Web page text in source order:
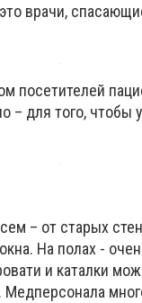
врачи,
для того, чтобы
– от старых
На полах -
и каталки